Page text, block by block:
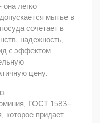
она легко
мытье в
сочетает в
надежность,
c эффектом
цену.
ГОСТ 1583-
которое придает